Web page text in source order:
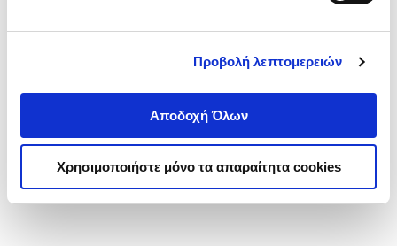
Προβολή λεπτομερειών
Αποδοχή Όλων
Χρησιμοποιήστε μόνο τα απαραίτητα cookies